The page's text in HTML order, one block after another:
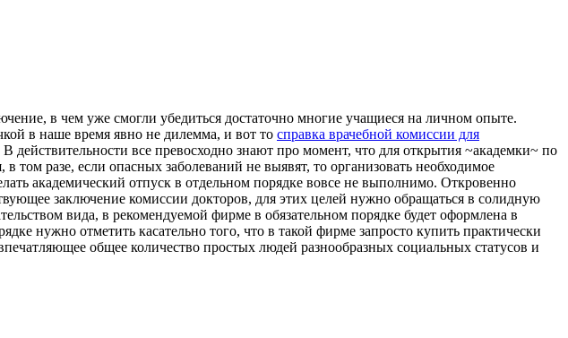
в чем уже смогли убедиться достаточно многие учащиеся на личном опыте.
в наше время явно не дилемма, и вот то справка врачебной комиссии для
все превосходно знают про момент, что для открытия ~академки~ по
разе, если опасных заболеваний не выявят, то организовать необходимое
академический отпуск в отдельном порядке вовсе не выполнимо. Откровенно
заключение комиссии докторов, для этих целей нужно обращаться в солидную
вида, в рекомендуемой фирме в обязательном порядке будет оформлена в
нужно отметить касательно того, что в такой фирме запросто купить практически
общее количество простых людей разнообразных социальных статусов и